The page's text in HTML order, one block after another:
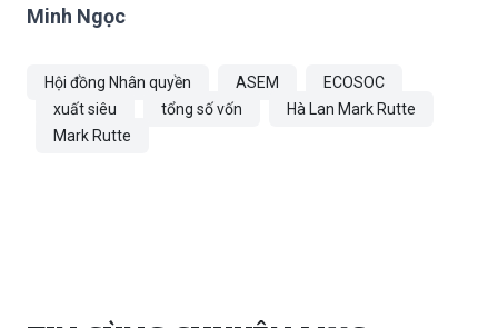
Hội đồng Nhân quyền
Mark Rutte